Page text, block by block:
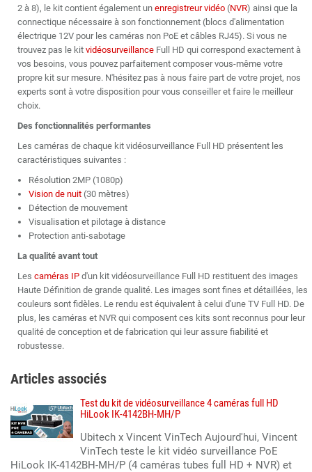
2 à 8), le kit contient également un enregistreur vidéo (NVR) ainsi que la
connectique nécessaire à son fonctionnement (blocs d'alimentation
électrique 12V pour les caméras non PoE et câbles RJ45). Si vous ne
trouvez pas le kit vidéosurveillance Full HD qui correspond exactement à
vos besoins, vous pouvez parfaitement composer vous-même votre
propre kit sur mesure. N'hésitez pas à nous faire part de votre projet, nos
experts sont à votre disposition pour vous conseiller et faire le meilleur
choix.
Des fonctionnalités performantes
Les caméras de chaque kit vidéosurveillance Full HD présentent les
caractéristiques suivantes :
Résolution 2MP (1080p)
Vision de nuit (30 mètres)
Détection de mouvement
Visualisation et pilotage à distance
Protection anti-sabotage
La qualité avant tout
Les caméras IP d'un kit vidéosurveillance Full HD restituent des images
Haute Définition de grande qualité. Les images sont fines et détaillées, les
couleurs sont fidèles. Le rendu est équivalent à celui d'une TV Full HD. De
plus, les caméras et NVR qui composent ces kits sont reconnus pour leur
qualité de conception et de fabrication qui leur assure fiabilité et
robustesse.
Articles associés
Test du kit de vidéosurveillance 4 caméras full HD
HiLook IK-4142BH-MH/P
Ubitech x Vincent VinTech Aujourd'hui, Vincent
VinTech teste le kit vidéo surveillance PoE
HiLook IK-4142BH-MH/P (4 caméras tubes full HD + NVR) et